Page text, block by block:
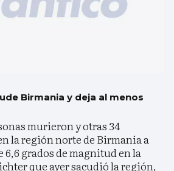
Birmania y deja al menos
murieron y otras 34
la región norte de Birmania a
6,6 grados de magnitud en la
que ayer sacudió la región,